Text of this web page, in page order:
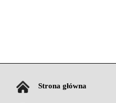
Strona główna